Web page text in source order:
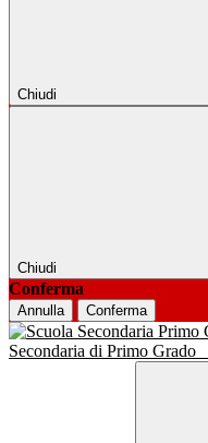
Chiudi
Chiudi
Conferma
Annulla Conferma
Secondaria di Primo Grado